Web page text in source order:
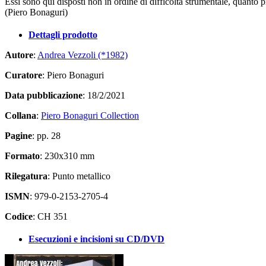
(Piero Bonaguri)
Dettagli prodotto
Autore: Andrea Vezzoli (*1982)
Curatore: Piero Bonaguri
Data pubblicazione: 18/2/2021
Collana: Piero Bonaguri Collection
Pagine: pp. 28
Formato: 230x310 mm
Rilegatura: Punto metallico
ISMN: 979-0-2153-2705-4
Codice: CH 351
Esecuzioni e incisioni su CD/DVD